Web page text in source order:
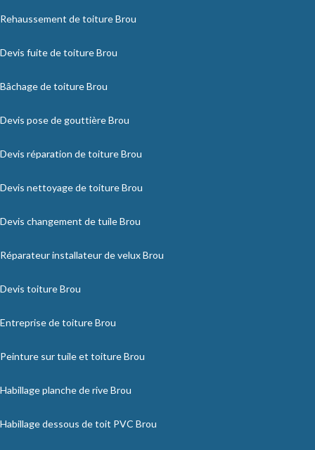
Rehaussement de toiture Brou
Devis fuite de toiture Brou
Bâchage de toiture Brou
Devis pose de gouttière Brou
Devis réparation de toiture Brou
Devis nettoyage de toiture Brou
Devis changement de tuile Brou
Réparateur installateur de velux Brou
Devis toiture Brou
Entreprise de toiture Brou
Peinture sur tuile et toiture Brou
Habillage planche de rive Brou
Habillage dessous de toit PVC Brou